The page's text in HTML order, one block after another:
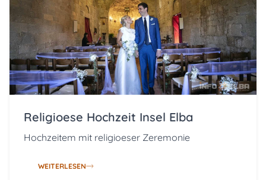
Religioese Hochzeit Insel Elba
Hochzeitem mit religioeser Zeremonie
WEITERLESEN